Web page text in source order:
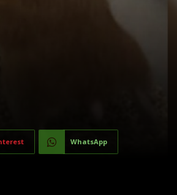
WhatsApp